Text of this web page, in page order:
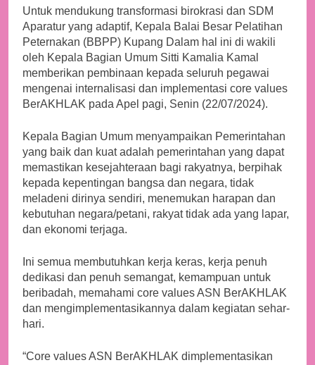
Untuk mendukung transformasi birokrasi dan SDM
Aparatur yang adaptif, Kepala Balai Besar Pelatihan
Peternakan (BBPP) Kupang Dalam hal ini di wakili
oleh Kepala Bagian Umum Sitti Kamalia Kamal
memberikan pembinaan kepada seluruh pegawai
mengenai internalisasi dan implementasi core values
BerAKHLAK pada Apel pagi, Senin (22/07/2024).
Kepala Bagian Umum menyampaikan Pemerintahan
yang baik dan kuat adalah pemerintahan yang dapat
memastikan kesejahteraan bagi rakyatnya, berpihak
kepada kepentingan bangsa dan negara, tidak
meladeni dirinya sendiri, menemukan harapan dan
kebutuhan negara/petani, rakyat tidak ada yang lapar,
dan ekonomi terjaga.
Ini semua membutuhkan kerja keras, kerja penuh
dedikasi dan penuh semangat, kemampuan untuk
beribadah, memahami core values ASN BerAKHLAK
dan mengimplementasikannya dalam kegiatan sehar-
hari.
“Core values ASN BerAKHLAK dimplementasikan